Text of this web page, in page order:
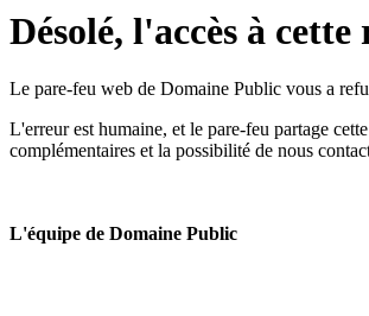
Désolé, l'accès à
Le pare-feu web de Domaine Public vous a
L'erreur est humaine, et le pare-feu partage
complémentaires et la possibilité de nous
L'équipe de Domaine Public